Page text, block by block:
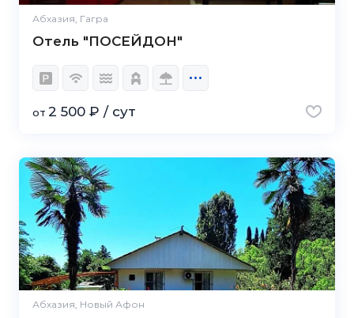
Абхазия, Гагра
Отель "ПОСЕЙДОН"
от 2 500 ₽ / сут
Абхазия, Новый Афон